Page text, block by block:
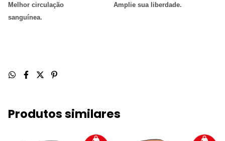
Melhor circulação
sanguínea.
Amplie sua liberdade.
Produtos similares